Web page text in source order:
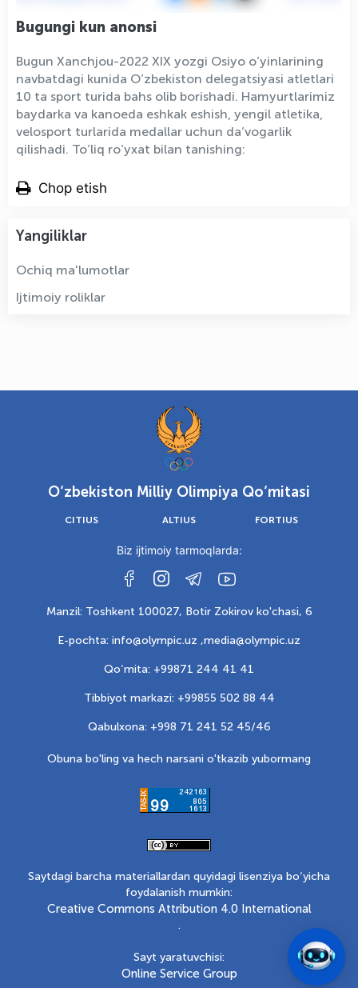
Bugungi kun anonsi
Bugun Xanchjou-2022 XIX yozgi Osiyo o’yinlarining
navbatdagi kunida O’zbekiston delegatsiyasi atletlari
10 ta sport turida bahs olib borishadi. Hamyurtlarimiz
baydarka va kanoeda eshkak eshish, yengil atletika,
velosport turlarida medallar uchun da’vogarlik
qilishadi. To’liq ro’yxat bilan tanishing:
Chop etish
Yangiliklar
Ochiq ma'lumotlar
Ijtimoiy roliklar
O‘zbekiston Milliy Olimpiya Qo‘mitasi
CITIUS ALTIUS FORTIUS
Biz ijtimoiy tarmoqlarda:
Manzil: Toshkent 100027, Botir Zokirov ko'chasi, 6
E-pochta: info@olympic.uz ,media@olympic.uz
Qo‘mita: +99871 244 41 41
Tibbiyot markazi: +99855 502 88 44
Qabulxona: +998 71 241 52 45/46
Obuna bo'ling va hech narsani o'tkazib yubormang
Saytdagi barcha materiallardan quyidagi lisenziya bo‘yicha
foydalanish mumkin:
Creative Commons Attribution 4.0 International
.
Sayt yaratuvchisi:
Online Service Group